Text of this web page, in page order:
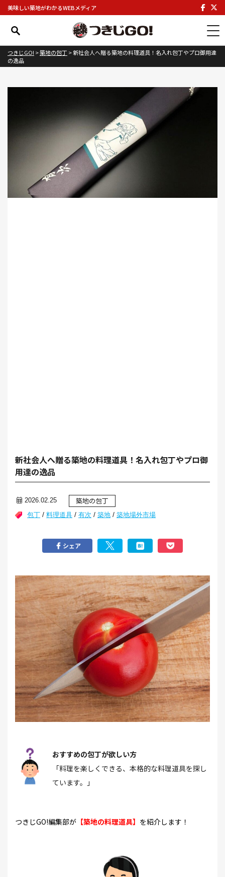
美味しい築地がわかるWEBメディア
つきじGO! >築地の包丁 >新社会人へ贈る築地の料理道具！名入れ包丁やプロ御用達
の逸品
新社会人へ贈る築地の料理道具！名入れ包丁やプロ御
用達の逸品
2026.02.25 築地の包丁
包丁 / 料理道具 / 有次 / 築地 / 築地場外市場
シェア
おすすめの包丁が欲しい方
「料理を楽しくできる、本格的な料理道具を探し
ています。」
つきじGO!編集部が 【築地の料理道具】 を紹介します！